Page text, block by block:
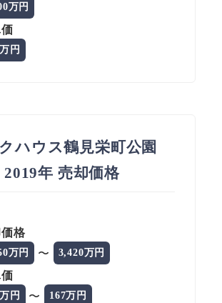
万円
円
ハウス鶴見栄町公園
2019年 売却価格
格
万円 〜 3,420万円
円 〜 167万円